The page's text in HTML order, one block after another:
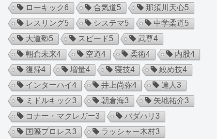
ローキック6 合気道5 那須川天心5
レスリング5 システマ5 中学柔道5
大道塾5 スピード5 武尊4
朝倉未来4 空道4 柔術4 内股4
復帰4 増量4 寝技4 絞め技4
インターハイ4 井上尚弥4 達人 3
ミドルキック3 朝倉海3 矢地祐介3
コナー・マクレガー3 バダハリ 3
国際プロレス3 ラッシャー木村3